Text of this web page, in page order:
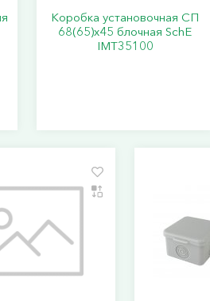
Коробка установочная СП
68(65)х45 блочная SchE
IMT35100